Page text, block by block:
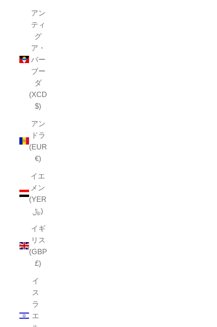
アン
ティ
グ
ア・
バー
ブー
ダ
(XCD
$)
アン
ドラ
(EUR
€)
イエ
メン
(YER
﷼)
イギ
リス
(GBP
£)
イ
ス
ラ
エ